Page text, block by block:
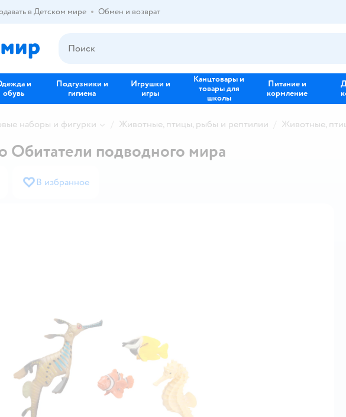
в Детском мире Обмен и возврат
и
обувь
Подгузники и
гигиена
Игрушки и
игры
Канцтовары и
товары для
школы
Питание и
кормление
наборы и фигурки Животные, птицы, рыбы и рептилии Животные,
Обитатели подводного мира
В избранное